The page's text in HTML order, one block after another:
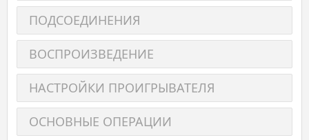
ПОДСОЕДИНЕНИЯ
ВОСПРОИЗВЕДЕНИЕ
НАСТРОЙКИ ПРОИГРЫВАТЕЛЯ
ОСНОВНЫЕ ОПЕРАЦИИ